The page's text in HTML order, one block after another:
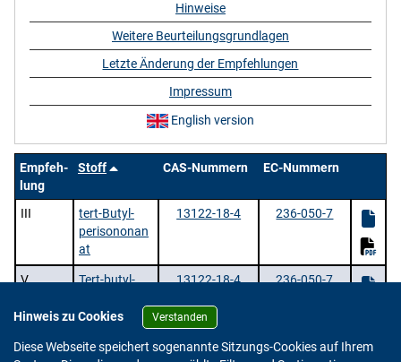
Empfeh-
lung
Stoff CAS-Nummern EC-Nummern
III
tert-Butyl-
perisononan
at
13122-18-4 236-050-7
V
Tert-butyl-
at
13122-18-4 236-050-7
2 Stoffe | / 1 | Zeige pro Seite.
Hinweise
Weitere Beurteilungsgrundlagen
Letzte Änderung der Empfehlungen
Impressum
English version
Hinweis zu Cookies Verstanden
Diese Webseite speichert sogenannte Sitzungs-Cookies auf Ihrem